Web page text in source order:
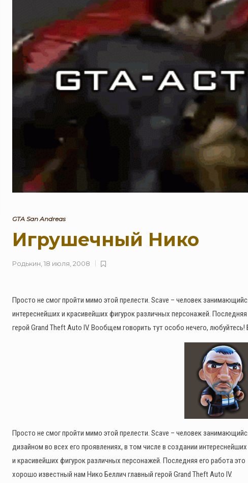
GTA San Andreas
Игрушечный Нико
Родькин 18 июля, 2008
Просто не смог пройти мимо этой прелести. Scave – человек
интереснейших и красивейших фигурок различных персонажей.
герой Grand Theft Auto IV. Вообщем говорить тут особо нечего,
Просто не смог пройти мимо этой прелести. Scave – человек
дизайном во всех его проявлениях, в том числе в создании интереснейших
и красивейших фигурок различных персонажей. Последняя его работа это
хорошо известный нам Нико Беллич главный герой Grand Theft Auto IV.
Выходом Трейлера №3
0
94
12 августа)
0
375